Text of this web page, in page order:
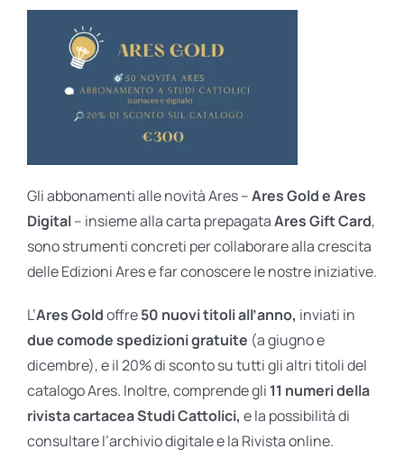
Gli abbonamenti alle novità Ares –Ares Gold e Ares
Digital– insieme alla carta prepagataAres Gift Card,
sono strumenti concreti per collaborare alla crescita
delle Edizioni Ares e far conoscere le nostre iniziative.
L’Ares Goldoffre50 nuovi titoli all’anno, inviati in
due comode spedizioni gratuite (a giugno e
dicembre), e il 20% di sconto su tutti gli altri titoli del
catalogo Ares. Inoltre, comprende gli 11 numeri della
rivista cartacea Studi Cattolici, e la possibilità di
consultare l’archivio digitale e la Rivista online.